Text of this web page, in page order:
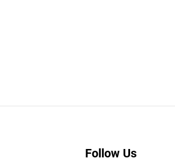
Follow Us